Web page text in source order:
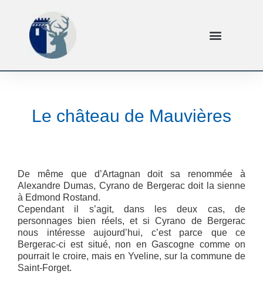
Le château de Mauvières
De même que d’Artagnan doit sa renommée à
Alexandre Dumas, Cyrano de Bergerac doit la sienne
à Edmond Rostand.
Cependant il s’agit, dans les deux cas, de
personnages bien réels, et si Cyrano de Bergerac
nous intéresse aujourd’hui, c’est parce que ce
Bergerac-ci est situé, non en Gascogne comme on
pourrait le croire, mais en Yveline, sur la commune de
Saint-Forget.